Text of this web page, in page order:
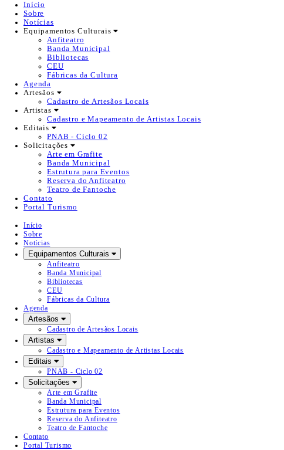
Início
Sobre
Notícias
Equipamentos Culturais
Anfiteatro
Banda Municipal
Bibliotecas
CEU
Fábricas da Cultura
Agenda
Artesãos
Cadastro de Artesãos Locais
Artistas
Cadastro e Mapeamento de Artistas Locais
Editais
PNAB - Ciclo 02
Solicitações
Arte em Grafite
Banda Municipal
Estrutura para Eventos
Reserva do Anfiteatro
Teatro de Fantoche
Contato
Portal Turismo
Início
Sobre
Notícias
Equipamentos Culturais
Anfiteatro
Banda Municipal
Bibliotecas
CEU
Fábricas da Cultura
Agenda
Artesãos
Cadastro de Artesãos Locais
Artistas
Cadastro e Mapeamento de Artistas Locais
Editais
PNAB - Ciclo 02
Solicitações
Arte em Grafite
Banda Municipal
Estrutura para Eventos
Reserva do Anfiteatro
Teatro de Fantoche
Contato
Portal Turismo